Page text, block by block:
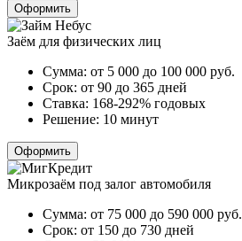
Оформить
Заём для физических лиц
Сумма: от 5 000 до 100 000 руб.
Срок: от 90 до 365 дней
Ставка: 168-292% годовых
Решение: 10 минут
Оформить
Микрозаём под залог автомобиля
Сумма: от 75 000 до 590 000 руб.
Срок: от 150 до 730 дней